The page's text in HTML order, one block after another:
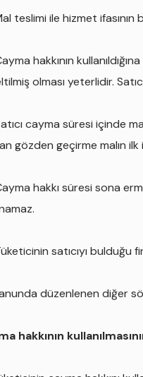
teslimi ile hizmet ifasının
hakkının
olması yeterlidir.
cayma süresi içinde
gözden geçirme malın
hakkı süresi sona
satıcıyı bulduğu
düzenlenen diğer
hakkının